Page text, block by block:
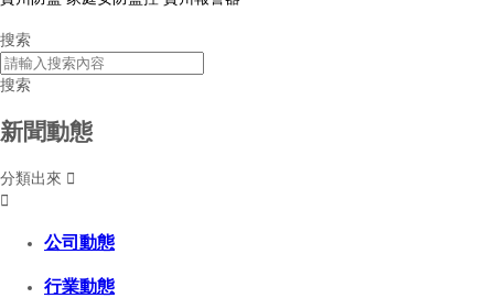
搜索
搜索
新聞動態
分類出來 

公司動態
行業動態